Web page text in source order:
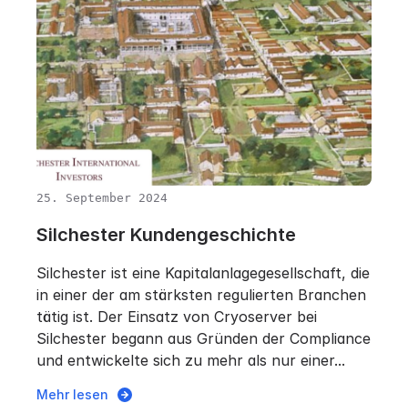
25. September 2024
Silchester Kundengeschichte
Silchester ist eine Kapitalanlagegesellschaft, die
in einer der am stärksten regulierten Branchen
tätig ist. Der Einsatz von Cryoserver bei
Silchester begann aus Gründen der Compliance
und entwickelte sich zu mehr als nur einer...
Mehr lesen